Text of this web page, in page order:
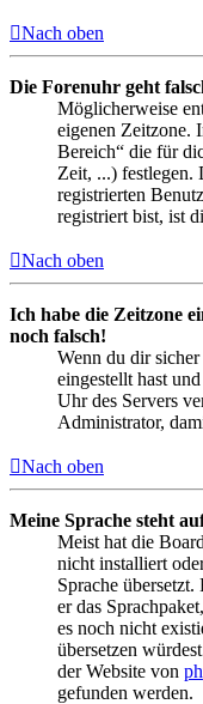
Nach oben
Die Forenuhr geht
Möglicherweise
eigenen Zeitzone.
Bereich“ die für
Zeit, ...) festlegen.
registrierten
registriert bist, ist
Nach oben
Ich habe die Zeitzone
noch falsch!
Wenn du dir
eingestellt hast
Uhr des Servers
Administrator,
Nach oben
Meine Sprache steht
Meist hat die
nicht installiert
Sprache
er das
es noch nicht
übersetzen
der Website von
gefunden werden.